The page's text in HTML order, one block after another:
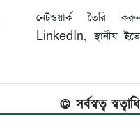
নেটওয়ার্ক তৈরি
LinkedIn, স্থানীয়
© সর্বস্বত্ব